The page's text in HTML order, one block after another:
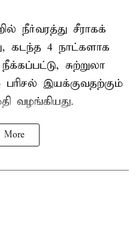
நீர்வரத்து சீராகக்
கடந்த 4 நாட்களாக
சுற்றுலா
இயக்குவதற்கும்
வழங்கியது.
More